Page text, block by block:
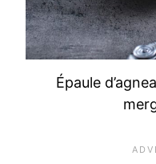
Épaule